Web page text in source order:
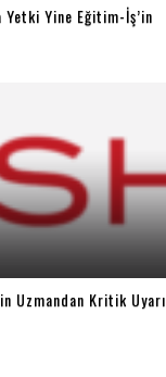
Yetki Yine Eğitim-İş’in
Uzmandan Kritik Uyarı